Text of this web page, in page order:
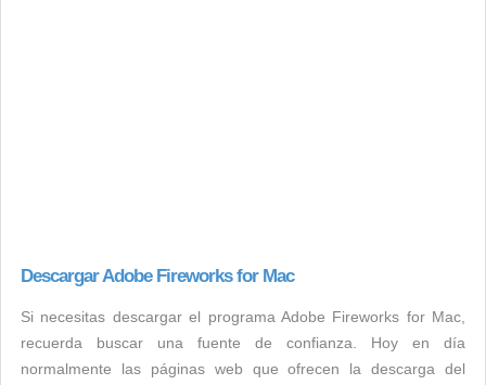
Descargar Adobe Fireworks for Mac
Si necesitas descargar el programa Adobe Fireworks for Mac,
recuerda buscar una fuente de confianza. Hoy en día
normalmente las páginas web que ofrecen la descarga del